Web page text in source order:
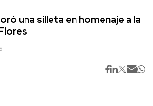
una silleta en homenaje a la